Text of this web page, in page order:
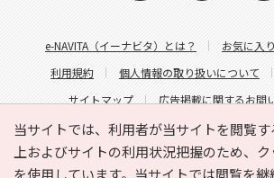
当サイトでは、利用者が当サイトを閲覧
上およびサイトの利用状況把握のため、ク
を使用しています。当サイトでは閲覧を
e-NAVITA（イーナビタ）とは？ お気に入り
利用規約
個人情報の取り扱いについて
サイトマップ
広告掲載に関するお問
サイトの内容に関するお問い合